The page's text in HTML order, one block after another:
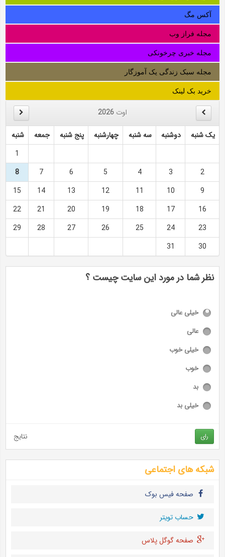
آکس مگ
مجله فراز وب
مجله خبری چرخونکی
مجله سبک زندگی یک آموزگار
خرید بک لینک
اوت 2026
یک شنبه دوشنبه سه شنبه چهارشنبه پنج شنبه جمعه
شنبه
1
2
3
4
5
6
7
8
9
10
11
12
13
14
15
16
17
18
19
20
21
22
23
24
25
26
27
28
29
30
31
نظر شما در مورد این سایت چیست ؟
خیلی عالی
عالی
خیلی خوب
خوب
بد
خیلی بد
رای نتایج
شبکه های اجتماعی
صفحه فیس بوک
حساب تويتر
صفحه گوگل پلاس